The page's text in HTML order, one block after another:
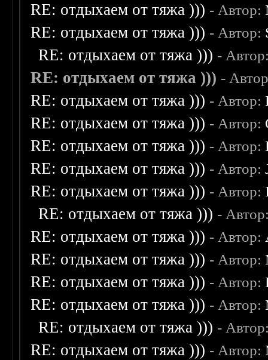
RE: отдыхаем от тяжа ))) - Автор:
RE: отдыхаем от тяжа ))) - Автор:
RE: отдыхаем от тяжа ))) -
RE: отдыхаем от тяжа ))) -
RE: отдыхаем от тяжа ))) - Автор:
RE: отдыхаем от тяжа ))) - Автор:
RE: отдыхаем от тяжа ))) - Автор:
RE: отдыхаем от тяжа ))) - Автор:
RE: отдыхаем от тяжа ))) - Автор:
RE: отдыхаем от тяжа ))) -
RE: отдыхаем от тяжа ))) - Автор:
RE: отдыхаем от тяжа ))) - Автор:
RE: отдыхаем от тяжа ))) - Автор:
RE: отдыхаем от тяжа ))) - Автор:
RE: отдыхаем от тяжа ))) -
RE: отдыхаем от тяжа ))) - Автор: